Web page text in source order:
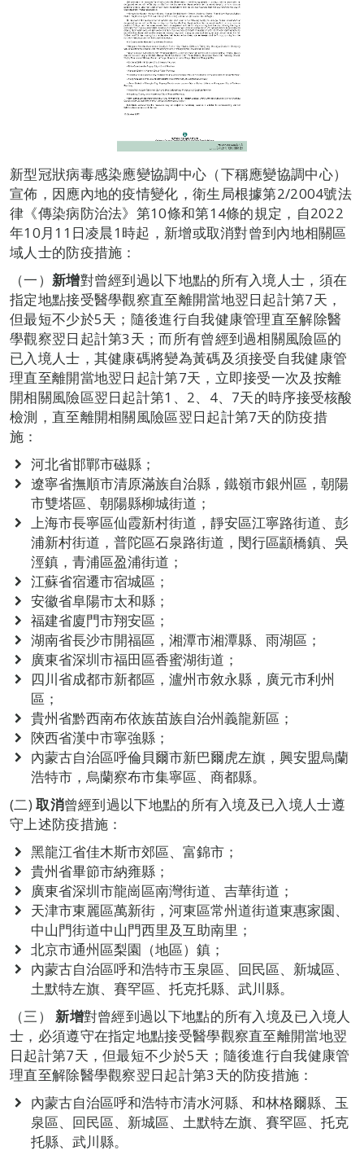
新型冠狀病毒感染應變協調中心（下稱應變協調中心）
宣佈，因應內地的疫情變化，衛生局根據第2/2004號法
律《傳染病防治法》第10條和第14條的規定，自2022
年10月11日凌晨1時起，新增或取消對曾到內地相關區
域人士的防疫措施：
（一） 新增對曾經到過以下地點的所有入境人士，須在
指定地點接受醫學觀察直至離開當地翌日起計第7天，
但最短不少於5天；隨後進行自我健康管理直至解除醫
學觀察翌日起計第3天；而所有曾經到過相關風險區的
已入境人士，其健康碼將變為黃碼及須接受自我健康管
理直至離開當地翌日起計第7天，立即接受一次及按離
開相關風險區翌日起計第1、2、4、7天的時序接受核酸
檢測，直至離開相關風險區翌日起計第7天的防疫措
施：
河北省邯鄲市磁縣；
遼寧省撫順市清原滿族自治縣，鐵嶺市銀州區，朝陽
市雙塔區、朝陽縣柳城街道；
上海市長寧區仙霞新村街道，靜安區江寧路街道、彭
浦新村街道，普陀區石泉路街道，閔行區顓橋鎮、吳
涇鎮，青浦區盈浦街道；
江蘇省宿遷市宿城區；
安徽省阜陽市太和縣；
福建省廈門市翔安區；
湖南省長沙市開福區，湘潭市湘潭縣、雨湖區；
廣東省深圳市福田區香蜜湖街道；
四川省成都市新都區，瀘州市敘永縣，廣元市利州
區；
貴州省黔西南布依族苗族自治州義龍新區；
陝西省漢中市寧強縣；
內蒙古自治區呼倫貝爾市新巴爾虎左旗，興安盟烏蘭
浩特市，烏蘭察布市集寧區、商都縣。
(二)取消曾經到過以下地點的所有入境及已入境人士遵
守上述防疫措施：
黑龍江省佳木斯市郊區、富錦市；
貴州省畢節市納雍縣；
廣東省深圳市龍崗區南灣街道、吉華街道；
天津市東麗區萬新街，河東區常州道街道東惠家園、
中山門街道中山門西里及互助南里；
北京市通州區梨園（地區）鎮；
內蒙古自治區呼和浩特市玉泉區、回民區、新城區、
土默特左旗、賽罕區、托克托縣、武川縣。
（三）新增對曾經到過以下地點的所有入境及已入境人
士，必須遵守在指定地點接受醫學觀察直至離開當地翌
日起計第7天，但最短不少於5天；隨後進行自我健康管
理直至解除醫學觀察翌日起計第3天的防疫措施：
內蒙古自治區呼和浩特市清水河縣、和林格爾縣、玉
泉區、回民區、新城區、土默特左旗、賽罕區、托克
托縣、武川縣。